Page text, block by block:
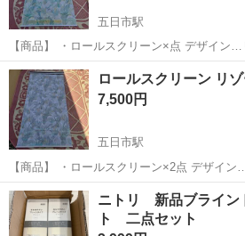
五日市駅
【商品】 ・ロールスクリーン×点 デザイン
のリゾート柄 サイズ…写真5枚目参照 取付金具付き 【傷な
下の部分が日焼けしているのとヘッドレール
あります(｀；ω；´)...
広島 広島市 五日市駅 カーテン
ロールスクリーン
ロールスクリーン リ
7,500円
五日市駅
【商品】 ・ロールスクリーン×2点 デザイ
色のリゾート柄 サイズ…写真5枚目参照 取付金具付き
態】 ヘッドレールに細かな傷はあるのと説明
用品です(^ー^) 【...
広島 広島市 五日市駅 カーテン
ロールスクリーン
ニトリ 新品ブライン
ト 二点セット